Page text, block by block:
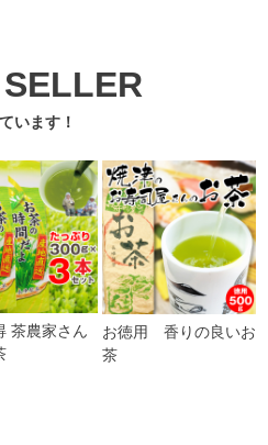
います！
茶農家さん
お徳用 香りの良いお
茶